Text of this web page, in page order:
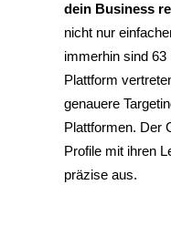
dein Business
nicht nur
immerhin sind 63
Plattform
genauere
Plattformen. Der
Profile mit ihren
präzise aus.